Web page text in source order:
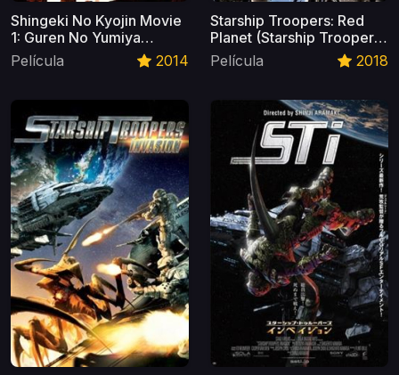
Shingeki No Kyojin Movie
1: Guren No Yumiya
Castellano
Película 2014
Starship Troopers: Red
Planet (Starship Troopers:
Traitor Of Mars)
Castellano
Película 2018